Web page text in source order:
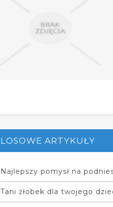
LOSOWE ARTYKUŁY
Najlepszy pomysł na
Tani żłobek dla twojego